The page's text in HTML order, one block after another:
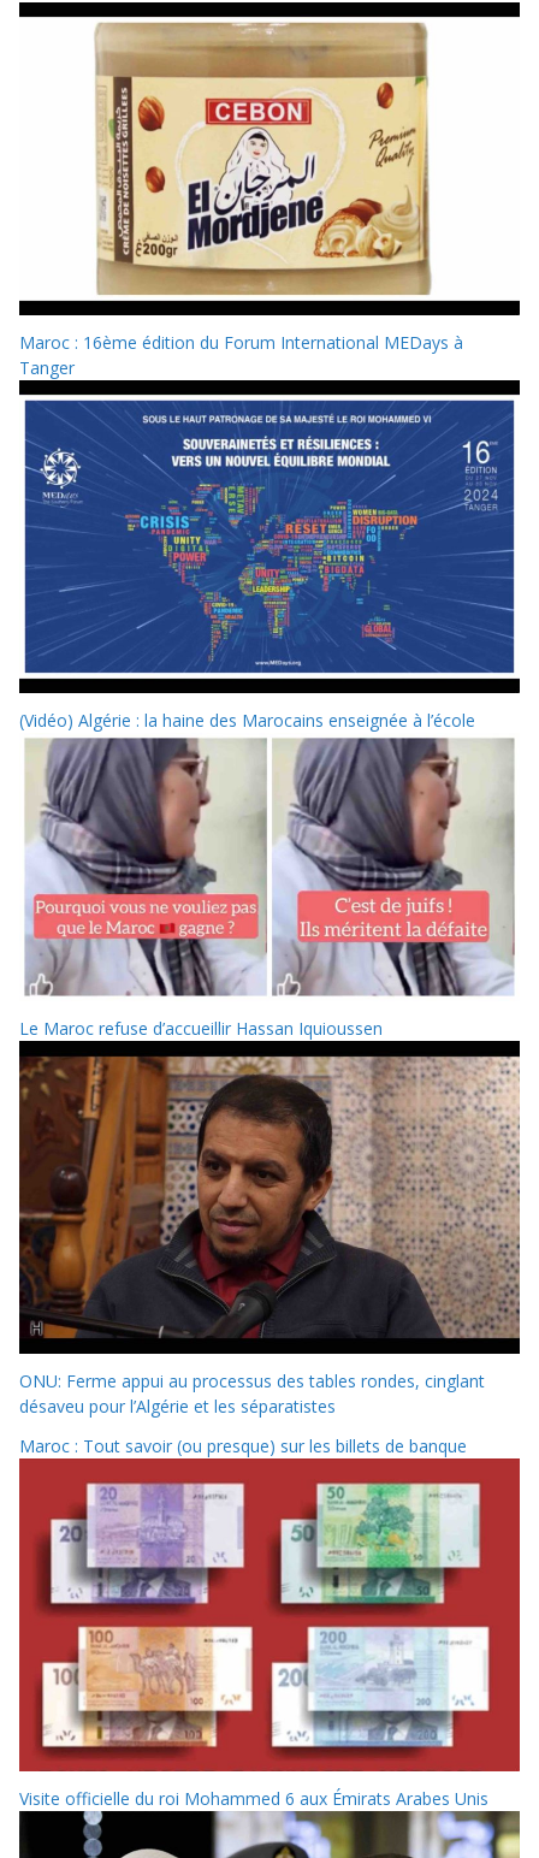
Maroc : 16ème édition du Forum International MEDays à
Tanger
(Vidéo) Algérie : la haine des Marocains enseignée à l’école
Le Maroc refuse d’accueillir Hassan Iquioussen
ONU: Ferme appui au processus des tables rondes, cinglant
désaveu pour l’Algérie et les séparatistes
Maroc : Tout savoir (ou presque) sur les billets de banque
Visite officielle du roi Mohammed 6 aux Émirats Arabes Unis